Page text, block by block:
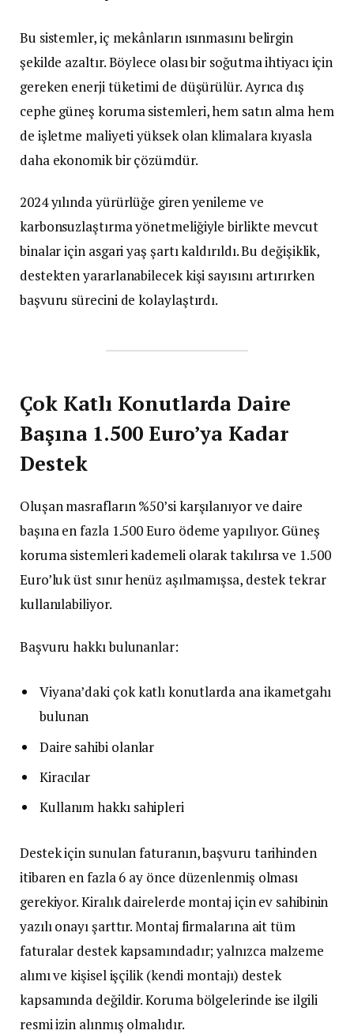
Bu sistemler, iç mekânların ısınmasını belirgin
şekilde azaltır. Böylece olası bir soğutma ihtiyacı için
gereken enerji tüketimi de düşürülür. Ayrıca dış
cephe güneş koruma sistemleri, hem satın alma hem
de işletme maliyeti yüksek olan klimalara kıyasla
daha ekonomik bir çözümdür.
2024 yılında yürürlüğe giren yenileme ve
karbonsuzlaştırma yönetmeliğiyle birlikte mevcut
binalar için asgari yaş şartı kaldırıldı. Bu değişiklik,
destekten yararlanabilecek kişi sayısını artırırken
başvuru sürecini de kolaylaştırdı.
Çok Katlı Konutlarda Daire
Başına 1.500 Euro’ya Kadar
Destek
Oluşan masrafların %50’si karşılanıyor ve daire
başına en fazla 1.500 Euro ödeme yapılıyor. Güneş
koruma sistemleri kademeli olarak takılırsa ve 1.500
Euro’luk üst sınır henüz aşılmamışsa, destek tekrar
kullanılabiliyor.
Başvuru hakkı bulunanlar:
Viyana’daki çok katlı konutlarda ana ikametgahı
bulunan
Daire sahibi olanlar
Kiracılar
Kullanım hakkı sahipleri
Destek için sunulan faturanın, başvuru tarihinden
itibaren en fazla 6 ay önce düzenlenmiş olması
gerekiyor. Kiralık dairelerde montaj için ev sahibinin
yazılı onayı şarttır. Montaj firmalarına ait tüm
faturalar destek kapsamındadır; yalnızca malzeme
alımı ve kişisel işçilik (kendi montajı) destek
kapsamında değildir. Koruma bölgelerinde ise ilgili
resmi izin alınmış olmalıdır.